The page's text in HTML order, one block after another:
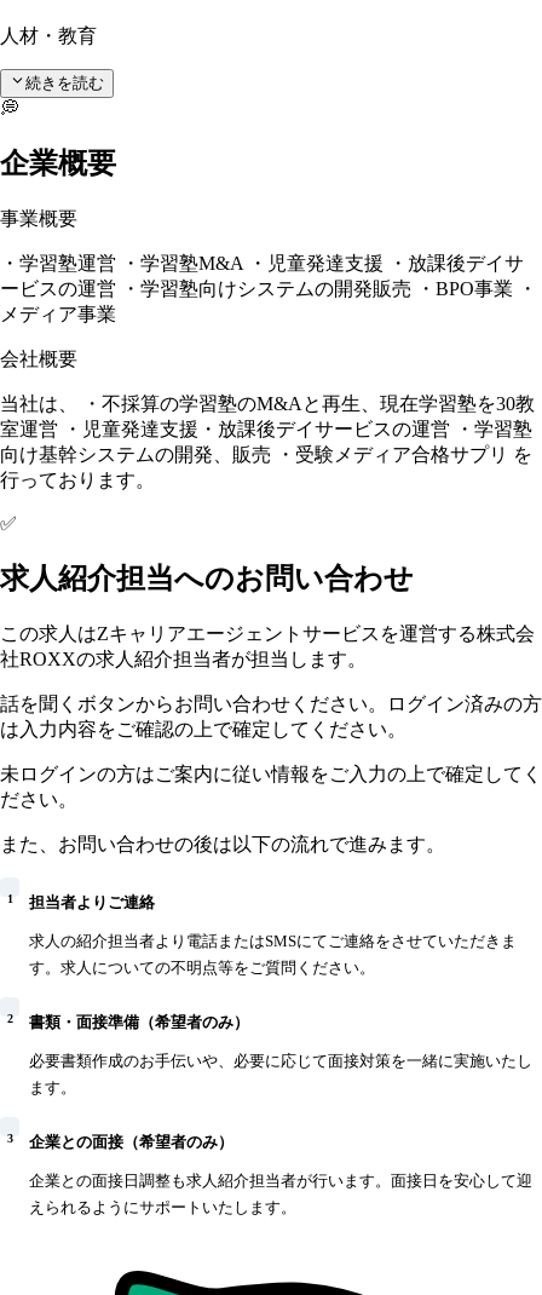
人材・教育
続きを読む
💭
企業概要
事業概要
・学習塾運営 ・学習塾M&A ・児童発達支援 ・放課後デイサ
ービスの運営 ・学習塾向けシステムの開発販売 ・BPO事業 ・
メディア事業
会社概要
当社は、 ・不採算の学習塾のM&Aと再生、現在学習塾を30教
室運営 ・児童発達支援・放課後デイサービスの運営 ・学習塾
向け基幹システムの開発、販売 ・受験メディア合格サプリ を
行っております。
✅
求人紹介担当へのお問い合わせ
この求人はZキャリアエージェントサービスを運営する株式会
社ROXXの求人紹介担当者が担当します。
話を聞くボタンからお問い合わせください。ログイン済みの方
は入力内容をご確認の上で確定してください。
未ログインの方はご案内に従い情報をご入力の上で確定してく
ださい。
また、お問い合わせの後は以下の流れで進みます。
1 担当者よりご連絡
求人の紹介担当者より電話またはSMSにてご連絡をさせていただきま
す。求人についての不明点等をご質問ください。
2 書類・面接準備（希望者のみ）
必要書類作成のお手伝いや、必要に応じて面接対策を一緒に実施いたし
ます。
3 企業との面接（希望者のみ）
企業との面接日調整も求人紹介担当者が行います。面接日を安心して迎
えられるようにサポートいたします。